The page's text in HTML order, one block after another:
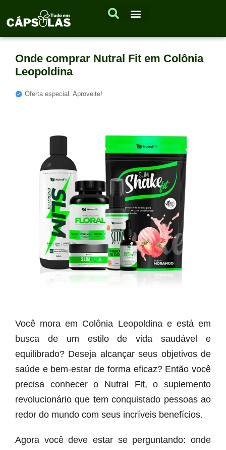
Onde comprar Nutral Fit em Colônia
Leopoldina
Oferta especial. Aproveite!
Você mora em Colônia Leopoldina e está em
busca de um estilo de vida saudável e
equilibrado? Deseja alcançar seus objetivos de
saúde e bem-estar de forma eficaz? Então você
precisa conhecer o Nutral Fit, o suplemento
revolucionário que tem conquistado pessoas ao
redor do mundo com seus incríveis benefícios.
Agora você deve estar se perguntando: onde